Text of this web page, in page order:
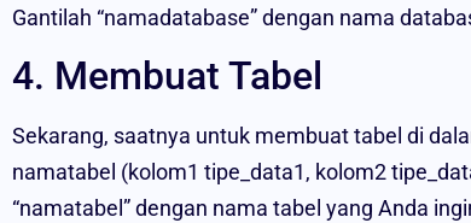
Gantilah “namadatabase” dengan nama
4. Membuat Tabel
Sekarang, saatnya untuk membuat tabel di
namatabel (kolom1 tipe_data1, kolom2
“namatabel” dengan nama tabel yang Anda